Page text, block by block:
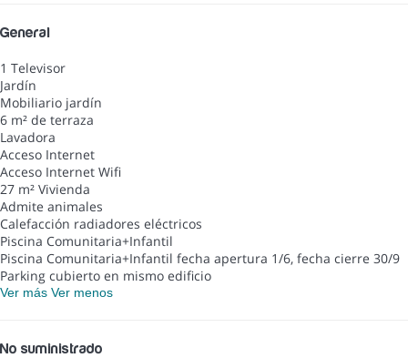
General
1 Televisor
Jardín
Mobiliario jardín
6 m² de terraza
Lavadora
Acceso Internet
Acceso Internet Wifi
27 m² Vivienda
Admite animales
Calefacción radiadores eléctricos
Piscina Comunitaria+Infantil
Piscina Comunitaria+Infantil fecha apertura 1/6, fecha cierre 30/9
Parking cubierto en mismo edificio
Ver más Ver menos
No suministrado